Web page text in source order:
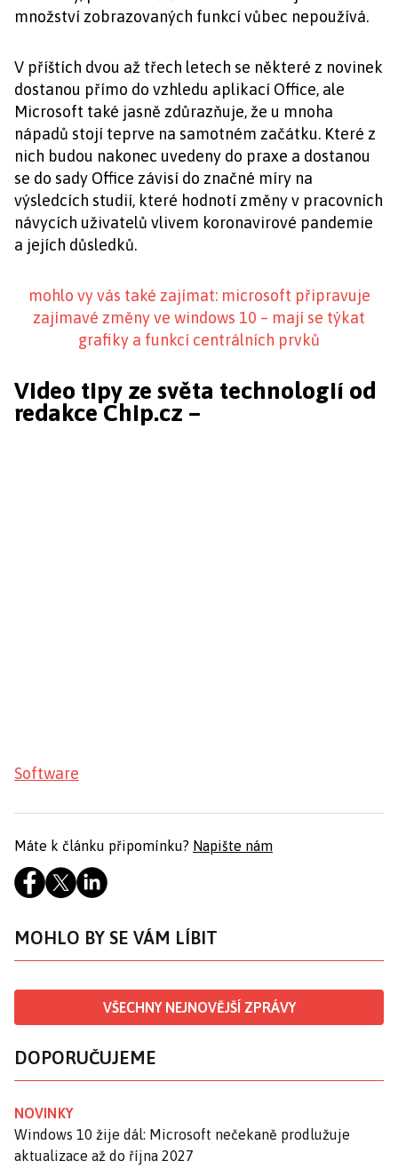
množství zobrazovaných funkcí vůbec nepoužívá.
V příštích dvou až třech letech se některé z novinek
dostanou přímo do vzhledu aplikací Office, ale
Microsoft také jasně zdůrazňuje, že u mnoha
nápadů stojí teprve na samotném začátku. Které z
nich budou nakonec uvedeny do praxe a dostanou
se do sady Office závisí do značné míry na
výsledcích studií, které hodnotí změny v pracovních
návycích uživatelů vlivem koronavirové pandemie
a jejích důsledků.
mohlo vy vás také zajímat: microsoft připravuje
zajímavé změny ve windows 10 – mají se týkat
grafiky a funkcí centrálních prvků
Video tipy ze světa technologií od
redakce Chip.cz –
Software
Máte k článku připomínku? Napište nám
MOHLO BY SE VÁM LÍBIT
VŠECHNY NEJNOVĚJŠÍ ZPRÁVY
DOPORUČUJEME
NOVINKY
Windows 10 žije dál: Microsoft nečekaně prodlužuje
aktualizace až do října 2027